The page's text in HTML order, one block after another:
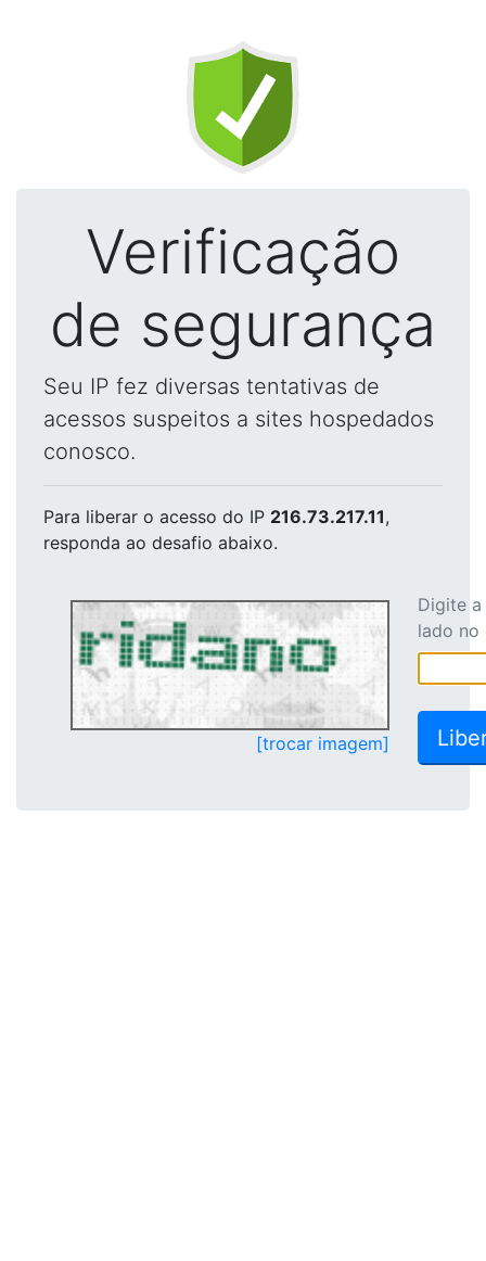
Verificação
de segurança
Seu IP fez diversas tentativas de
acessos suspeitos a sites hospedados
conosco.
Para liberar o acesso do IP 216.73.217.11,
responda ao desafio abaixo.
[trocar imagem]
Digite
lado no